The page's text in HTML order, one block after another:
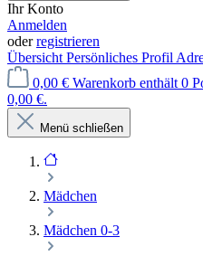
Ihr Konto
Anmelden
oderregistrieren
Übersicht Persönliches Profil
0,00 € Warenkorb enthält 0
0,00 €.
Menü schließen
Mädchen
Mädchen 0-3